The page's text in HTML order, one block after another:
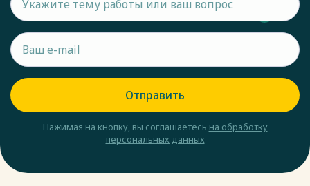
Отправить
Нажимая на кнопку, вы соглашаетесь на обработку
персональных данных